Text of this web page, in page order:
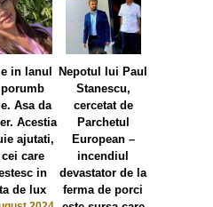
in lanul
Asa da
Acestia
ajutati,
care
in
de lux
Nepotul lui Paul
Stanescu,
cercetat de
Parchetul
European –
incendiul
devastator de la
ferma de porci